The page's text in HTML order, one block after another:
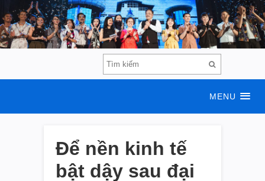
MENU
Để nền kinh tế
bật dậy sau đại